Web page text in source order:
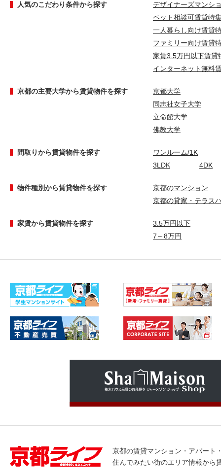
人気のこだわり条件から探す
デザイナーズマンシ
ペット相談可賃貸特
一人暮らし向け賃貸
ファミリー向け賃貸
家賃3.5万円以下賃貸
インターネット無料
京都の主要大学から賃貸物件を探す
京都大学
同志社女子大学
立命館大学
佛教大学
間取りから賃貸物件を探す
ワンルーム/1K
3LDK
4DK
物件種別から賃貸物件を探す
京都のマンション
京都の貸家・テラス
家賃から賃貸物件を探す
3.5万円以下
7～8万円
京都の賃貸マンション・アパート
住んでみたい街のエリア情報から